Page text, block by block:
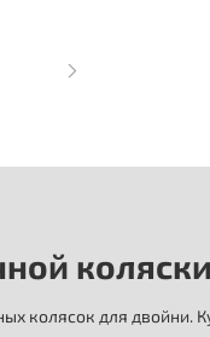
колясок для двойни.